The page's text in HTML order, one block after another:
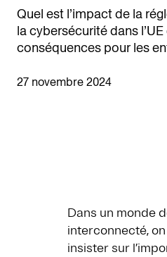
Quel est l’impact de la
la cybersécurité dans
conséquences pour les
27 novembre 2024
Dans un monde
interconnecté,
insister sur